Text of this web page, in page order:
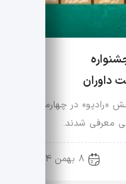
داوران
«رادیو» در چهارمین
معرفی شدند.
8 بهمن 1404